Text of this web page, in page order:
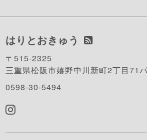
はりとおきゅう
〒515-2325
三重県松阪市嬉野中川新町2丁目71
0598-30-5494